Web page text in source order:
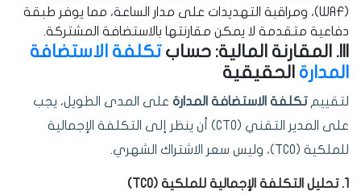
(WAF)، ومراقبة التهديدات على مدار الساعة، مما يوفر طبقة
دفاعية متقدمة لا يمكن مقارنتها بالاستضافة المشتركة.
تكلفة الاستضافة
المدارة الحقيقية
لتقييمتكلفة الاستضافة المدارة على المدى الطويل، يجب
على المدير التقني (CTO) أن ينظر إلى التكلفة الإجمالية
للملكية (TCO)، وليس سعر الاشتراك الشهري.
1. تحليل التكلفة الإجمالية للملكية (TCO)